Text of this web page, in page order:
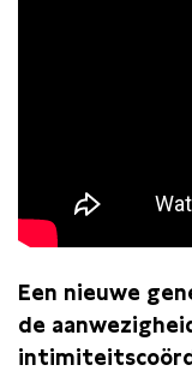
Een nieuwe
de